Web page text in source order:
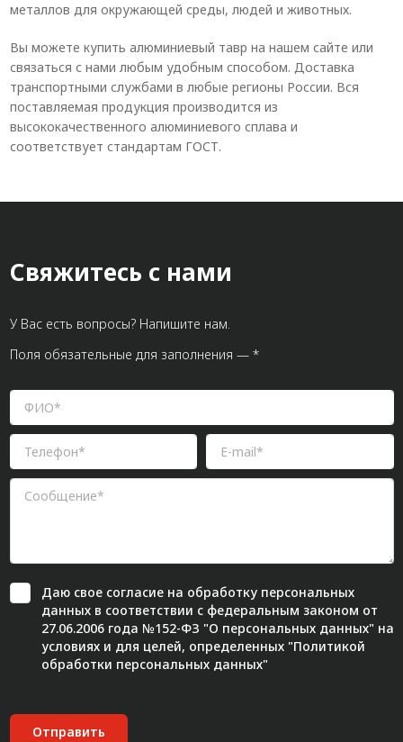
металлов для окружающей среды, людей и животных.
Вы можете купить алюминиевый тавр на нашем сайте или
связаться с нами любым удобным способом. Доставка
транспортными службами в любые регионы России. Вся
поставляемая продукция производится из
высококачественного алюминиевого сплава и
соответствует стандартам ГОСТ.
Свяжитесь с нами
У Вас есть вопросы? Напишите нам.
Поля обязательные для заполнения — *
Даю свое согласиена обработку персональных
данных в соответствии с федеральным законом от
27.06.2006 года №152-ФЗ "О персональных данных" на
условиях и для целей, определенных "Политикой
обработки персональных данных"
Отправить